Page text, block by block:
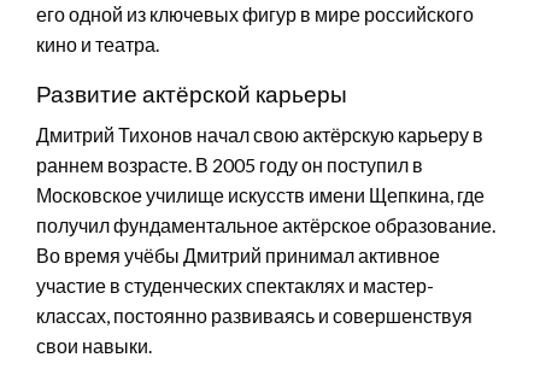
его одной из ключевых фигур в мире российского
кино и театра.
Развитие актёрской карьеры
Дмитрий Тихонов начал свою актёрскую карьеру в
раннем возрасте. В 2005 году он поступил в
Московское училище искусств имени Щепкина, где
получил фундаментальное актёрское образование.
Во время учёбы Дмитрий принимал активное
участие в студенческих спектаклях и мастер-
классах, постоянно развиваясь и совершенствуя
свои навыки.